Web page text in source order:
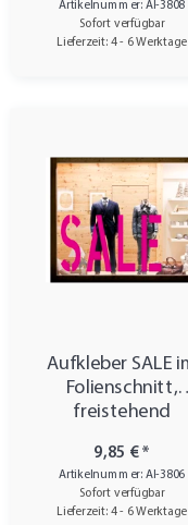
Artikelnummer: AI-3808
Sofort verfügbar
Lieferzeit: 4 - 6 Werktage
Aufkleber SALE im
Folienschnitt,
freistehend
9,85 €*
Artikelnummer: AI-3806
Sofort verfügbar
Lieferzeit: 4 - 6 Werktage